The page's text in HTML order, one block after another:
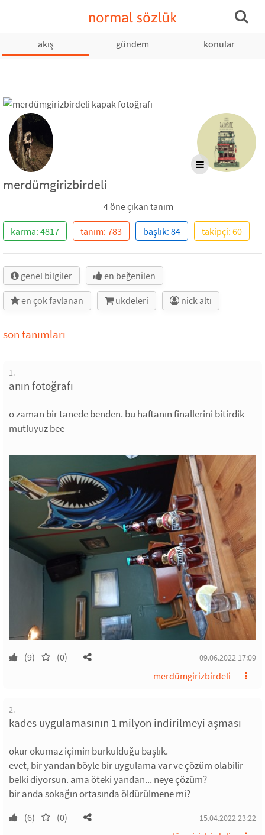
normal sözlük
akış gündem konular
merdümgirizbirdeli
4 öne çıkan tanım
karma: 4817 tanım: 783 başlık: 84 takipçi: 60
genel bilgiler en beğenilen
en çok favlanan ukdeleri nick altı
son tanımları
1.
anın fotoğrafı
o zaman bir tanede benden. bu haftanın finallerini bitirdik
mutluyuz bee
(9) (0) 09.06.2022 17:09
merdümgirizbirdeli
2.
kades uygulamasının 1 milyon indirilmeyi aşması
okur okumaz içimin burkulduğu başlık.
evet, bir yandan böyle bir uygulama var ve çözüm olabilir
belki diyorsun. ama öteki yandan... neye çözüm?
bir anda sokağın ortasında öldürülmene mi?
(6) (0) 15.04.2022 23:22